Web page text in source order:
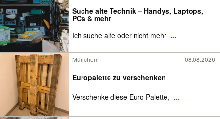
Suche alte Technik – Handys, Laptops,
PCs & mehr
Ich suche alte oder nicht mehr ...
München 08.08.2026
Europalette zu verschenken
Verschenke diese Euro Palette, ...